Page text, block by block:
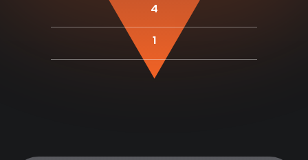
4
1
Статистика
93% клиентов становятся